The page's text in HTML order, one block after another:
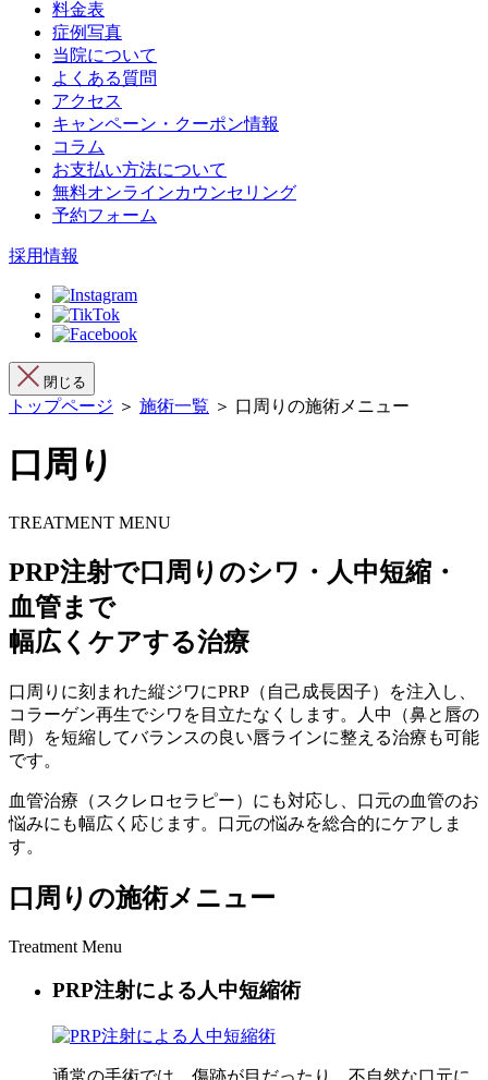
料金表
症例写真
当院について
よくある質問
アクセス
キャンペーン・クーポン情報
コラム
お支払い方法について
無料オンラインカウンセリング
予約フォーム
採用情報
閉じる
トップページ ＞ 施術一覧 ＞ 口周りの施術メニュー
口周り
TREATMENT MENU
PRP注射で口周りのシワ・人中短縮・
血管まで
幅広くケアする治療
口周りに刻まれた縦ジワにPRP（自己成長因子）を注入し、
コラーゲン再生でシワを目立たなくします。人中（鼻と唇の
間）を短縮してバランスの良い唇ラインに整える治療も可能
です。
血管治療（スクレロセラピー）にも対応し、口元の血管のお
悩みにも幅広く応じます。口元の悩みを総合的にケアしま
す。
口周りの施術メニュー
Treatment Menu
PRP注射による人中短縮術
通常の手術では、傷跡が目だったり、不自然な口元に